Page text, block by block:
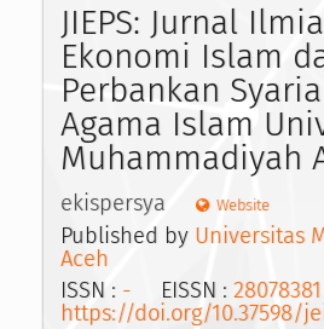
JIEPS: Jurnal
Ekonomi Islam
Perbankan
Agama Islam
Muhammadiyah
ekispersya Website
Published by Universitas
Aceh
ISSN : - EISSN : 28078381
https://doi.org/10.37598/